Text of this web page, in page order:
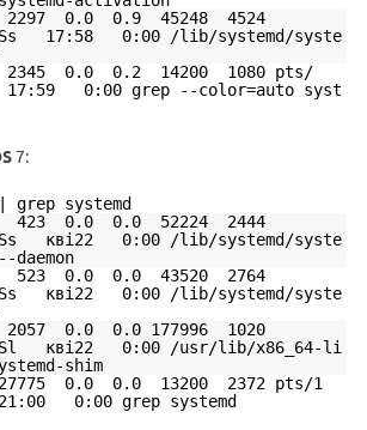
0.0 0.9 45248 4524
0:00 /lib/systemd/syste
0.0 0.2 14200 1080 pts/
0:00 grep --color=auto syst
7:
grep systemd
0.0 0.0 52224 2444
0:00 /lib/systemd/syste
daemon
0.0 0.0 43520 2764
0:00 /lib/systemd/syste
0.0 0.0 177996 1020
0:00 /usr/lib/x86_64-li
shim
0.0 0.0 13200 2372 pts/1
0:00 grep systemd